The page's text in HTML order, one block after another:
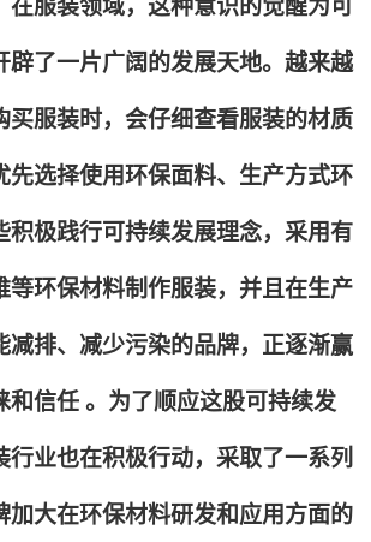
在服装领域，这种意识的觉醒为可
辟了一片广阔的发展天地。越来越
买服装时，会仔细查看服装的材质
先选择使用环保面料、生产方式环
积极践行可持续发展理念，采用有
等环保材料制作服装，并且在生产
减排、减少污染的品牌，正逐渐赢
和信任 。为了顺应这股可持续发
行业也在积极行动，采取了一系列
加大在环保材料研发和应用方面的